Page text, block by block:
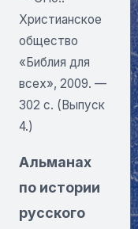
Христианское
общество
«Библия для
всех», 2009. —
302 с. (Выпуск
4.)
Альманах
по истории
русского